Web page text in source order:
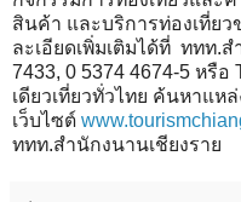
สินค้า และบริการท่องเที่ยว
ละเอียดเพิ่มเติมได้ที่ ททท.ส
7433, 0 5374 4674-5 หรือ
เดียวเที่ยวทั่วไทย ค้นหาแห
เว็บไซต์
ททท.สำนักงนานเชียงราย